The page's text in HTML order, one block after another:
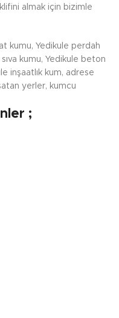
almak için bizimle
kumu, Yedikule perdah
kumu, Yedikule beton
inşaatlık kum, adrese
yerler, kumcu
;